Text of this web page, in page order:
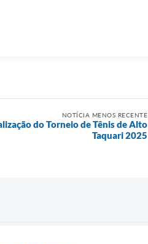
NOTÍCIA MENOS RECENTE
do Torneio de Tênis de Alto
Taquari 2025